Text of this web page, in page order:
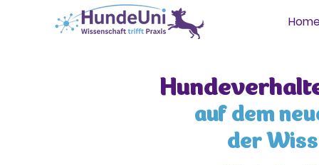
auf dem
der